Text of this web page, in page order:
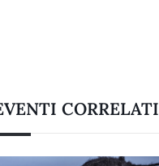
CORRELATI